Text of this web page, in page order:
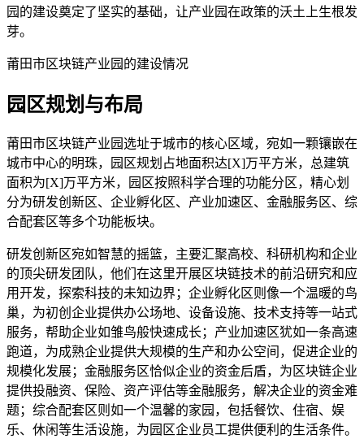
园的建设奠定了坚实的基础，让产业园在政策的沃土上生根发
芽。
莆田市区块链产业园的建设情况
园区规划与布局
莆田市区块链产业园选址于城市的核心区域，宛如一颗镶嵌在
城市中心的明珠，园区规划占地面积达[X]万平方米，总建筑
面积为[X]万平方米，园区按照科学合理的功能分区，精心划
分为研发创新区、企业孵化区、产业加速区、金融服务区、综
合配套区等多个功能板块。
研发创新区宛如智慧的摇篮，主要汇聚高校、科研机构和企业
的顶尖研发团队，他们在这里开展区块链技术的前沿研究和应
用开发，探索科技的未知边界；企业孵化区则像一个温暖的鸟
巢，为初创企业提供办公场地、设备设施、技术支持等一站式
服务，帮助企业如雏鸟般快速成长；产业加速区犹如一条高速
跑道，为成熟企业提供大规模的生产和办公空间，促进企业的
规模化发展；金融服务区恰似企业的资金后盾，为区块链企业
提供投融资、保险、资产评估等金融服务，解决企业的资金难
题；综合配套区则如一个温馨的家园，包括餐饮、住宿、娱
乐、休闲等生活设施，为园区企业员工提供便利的生活条件。